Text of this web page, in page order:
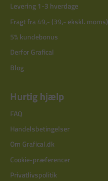
Levering 1-3 hverdage
Fragt fra 49,- (39,- ekskl. moms)
5% kundebonus
Derfor Grafical
Blog
Hurtig hjælp
FAQ
Handelsbetingelser
Om Grafical.dk
Cookie-præferencer
Privatlivspolitik